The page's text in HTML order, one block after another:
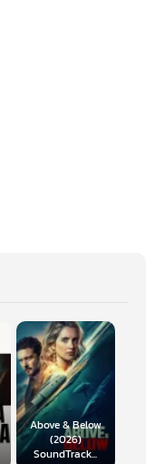
Above & Below
(2026)
SoundTrack...